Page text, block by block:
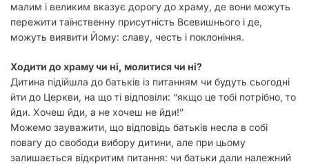
малим і великим вказує дорогу до храму, де вони можуть
пережити таїнственну присутність Всевишнього і де,
можуть виявити Йому: славу, честь і поклоніння.
Ходити до храму чи ні, молитися чи ні?
Дитина підійшла до батьків із питанням чи будуть сьогодні
йти до Церкви, на що ті відповіли: “якщо це тобі потрібно, то
йди. Хочеш йди, а не хочеш не йди!”
Можемо зауважити, що відповідь батьків несла в собі
повагу до свободи вибору дитини, але при цьому
залишається відкритим питання: чи батьки дали належний